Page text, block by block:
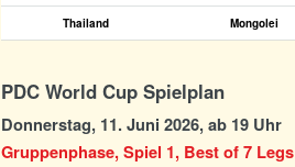
Thailand Mongolei
PDC World Cup Spielplan
Donnerstag, 11. Juni 2026, ab 19 Uhr
Gruppenphase, Spiel 1, Best of 7 Legs